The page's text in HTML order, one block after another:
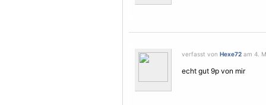
verfasst von Hexe72 am 4.
echt gut 9p von mir